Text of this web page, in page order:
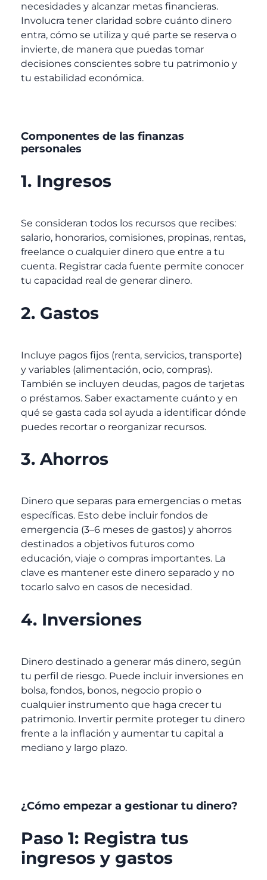
necesidades y alcanzar metas financieras.
Involucra tener claridad sobre cuánto dinero
entra, cómo se utiliza y qué parte se reserva o
invierte, de manera que puedas tomar
decisiones conscientes sobre tu patrimonio y
tu estabilidad económica.
Componentes de las finanzas
personales
1. Ingresos
Se consideran todos los recursos que recibes:
salario, honorarios, comisiones, propinas, rentas,
freelance o cualquier dinero que entre a tu
cuenta. Registrar cada fuente permite conocer
tu capacidad real de generar dinero.
2. Gastos
Incluye pagos fijos (renta, servicios, transporte)
y variables (alimentación, ocio, compras).
También se incluyen deudas, pagos de tarjetas
o préstamos. Saber exactamente cuánto y en
qué se gasta cada sol ayuda a identificar dónde
puedes recortar o reorganizar recursos.
3. Ahorros
Dinero que separas para emergencias o metas
específicas. Esto debe incluir fondos de
emergencia (3–6 meses de gastos) y ahorros
destinados a objetivos futuros como
educación, viaje o compras importantes. La
clave es mantener este dinero separado y no
tocarlo salvo en casos de necesidad.
4. Inversiones
Dinero destinado a generar más dinero, según
tu perfil de riesgo. Puede incluir inversiones en
bolsa, fondos, bonos, negocio propio o
cualquier instrumento que haga crecer tu
patrimonio. Invertir permite proteger tu dinero
frente a la inflación y aumentar tu capital a
mediano y largo plazo.
¿Cómo empezar a gestionar tu dinero?
Paso 1: Registra tus
ingresos y gastos